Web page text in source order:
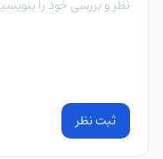
ثبت نظر